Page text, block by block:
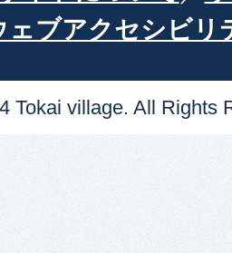
ェブアクセシビリ
Tokai village. All Rights